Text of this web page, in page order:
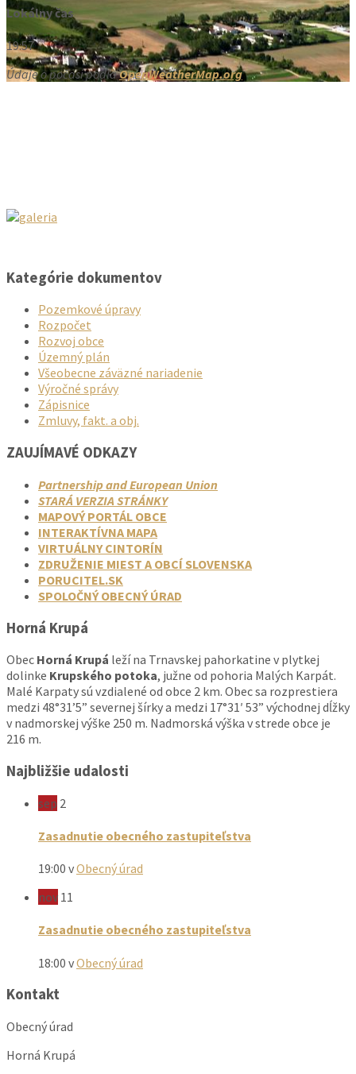
Lokálny čas
19:57
Údaje o počasí podľaOpenWeatherMap.org
Kategórie dokumentov
Pozemkové úpravy
Rozpočet
Rozvoj obce
Územný plán
Všeobecne záväzné nariadenie
Výročné správy
Zápisnice
Zmluvy, fakt. a obj.
ZAUJÍMAVÉ ODKAZY
Partnership and European Union
STARÁ VERZIA STRÁNKY
MAPOVÝ PORTÁL OBCE
INTERAKTÍVNA MAPA
VIRTUÁLNY CINTORÍN
ZDRUŽENIE MIEST A OBCÍ SLOVENSKA
PORUCITEL.SK
SPOLOČNÝ OBECNÝ ÚRAD
Horná Krupá
Obec Horná Krupá leží na Trnavskej pahorkatine v plytkej
dolinke Krupského potoka, južne od pohoria Malých Karpát.
Malé Karpaty sú vzdialené od obce 2 km. Obec sa rozprestiera
medzi 48°31’5” severnej šírky a medzi 17°31′ 53” východnej dĺžky
v nadmorskej výške 250 m. Nadmorská výška v strede obce je
216 m.
Najbližšie udalosti
sep 2
Zasadnutie obecného zastupiteľstva
19:00 vObecný úrad
nov 11
Zasadnutie obecného zastupiteľstva
18:00 vObecný úrad
Kontakt
Obecný úrad
Horná Krupá